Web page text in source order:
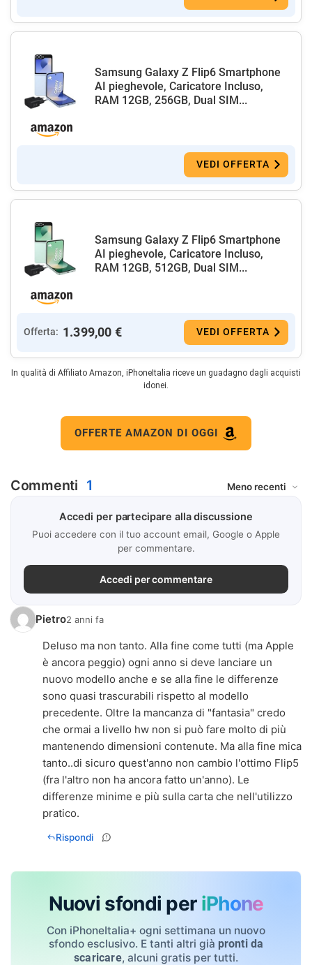
Samsung Galaxy Z Flip6 Smartphone
AI pieghevole, Caricatore Incluso,
RAM 12GB, 256GB, Dual SIM...
VEDI OFFERTA
Samsung Galaxy Z Flip6 Smartphone
AI pieghevole, Caricatore Incluso,
RAM 12GB, 512GB, Dual SIM...
Offerta: 1.399,00 € VEDI OFFERTA
In qualità di Affiliato Amazon, iPhoneItalia riceve un guadagno dagli acquisti
idonei.
OFFERTE AMAZON DI OGGI
Commenti 1
Accedi per partecipare alla discussione
Puoi accedere con il tuo account email, Google o Apple
per commentare.
Accedi per commentare
Pietro2 anni fa
Deluso ma non tanto. Alla fine come tutti (ma Apple
è ancora peggio) ogni anno si deve lanciare un
nuovo modello anche e se alla fine le differenze
sono quasi trascurabili rispetto al modello
precedente. Oltre la mancanza di "fantasia" credo
che ormai a livello hw non si può fare molto di più
mantenendo dimensioni contenute. Ma alla fine mica
tanto..di sicuro quest'anno non cambio l'ottimo Flip5
(fra l'altro non ha ancora fatto un'anno). Le
differenze minime e più sulla carta che nell'utilizzo
pratico.
Rispondi
Nuovi sfondi per iPhone
Con iPhoneItalia+ ogni settimana un nuovo
sfondo esclusivo. E tanti altri già pronti da
scaricare, alcuni gratis per tutti.